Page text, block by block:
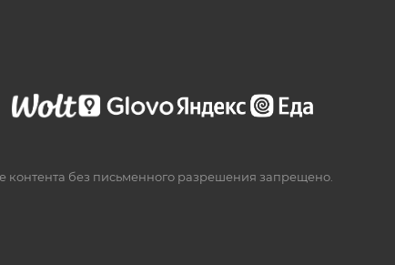
без письменного разрешения запрещено.